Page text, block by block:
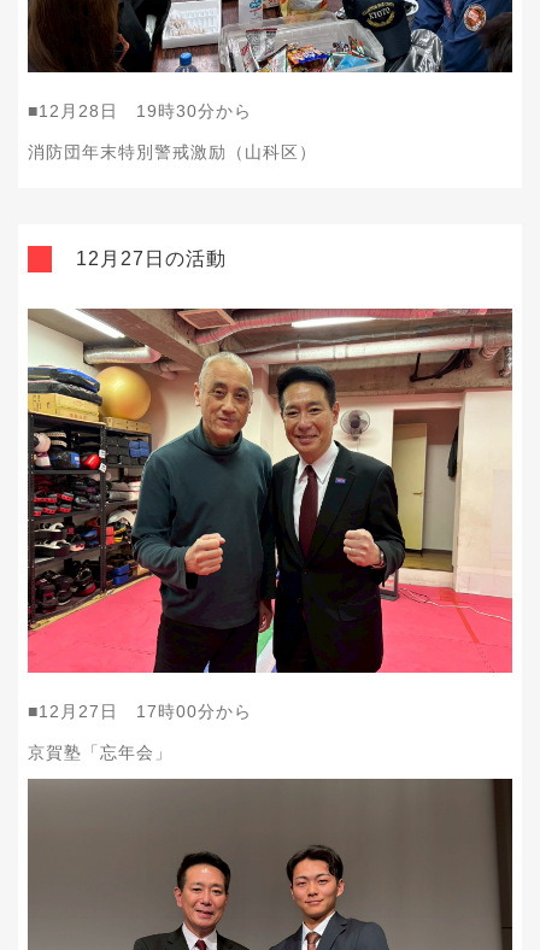
■12月28日 19時30分から
消防団年末特別警戒激励（山科区）
12月27日の活動
■12月27日 17時00分から
京賀塾「忘年会」